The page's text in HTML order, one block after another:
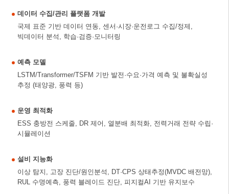
데이터 수집/관리 플랫폼 개발
국제 표준 기반 데이터 연동, 센서·시장·운전로그 수집/정제,
빅데이터 분석, 학습·검증·모니터링
예측 모델
LSTM/Transformer/TSFM 기반 발전·수요·가격 예측 및 불확실성
추정 (태양광, 풍력 등)
운영 최적화
ESS 충방전 스케줄, DR 제어, 열분배 최적화, 전력거래 전략 수립·
시뮬레이션
설비 지능화
이상 탐지, 고장 진단/원인분석, DT·CPS 상태추정(MVDC 배전망),
RUL 수명예측, 풍력 블레이드 진단, 피지컬AI 기반 유지보수